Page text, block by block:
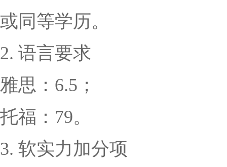
或同等学历。
2. 语言要求
雅思：6.5；
托福：79。
3. 软实力加分项